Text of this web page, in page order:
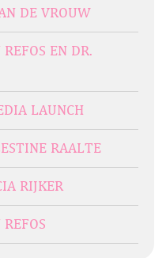
DE VROUW
EN DR.
LAUNCH
RAALTE
RIJKER